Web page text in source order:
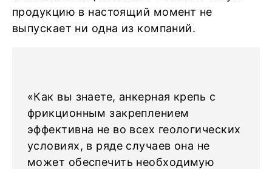
продукцию в настоящий момент не
выпускает ни одна из компаний.
«Как вы знаете, анкерная крепь с
фрикционным закреплением
эффективна не во всех геологических
условиях, в ряде случаев она не
может обеспечить необходимую